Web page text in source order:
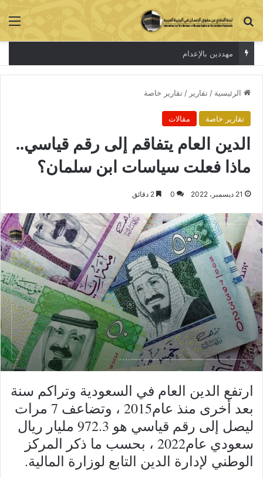
بحث عن
الاعتقال جريمة لا تخفي الحقيقة
الرئيسية / تقارير / تقارير خاصة
تقارير خاصة مقالات
الدين العام يتفاقم إلى رقم قياسي..
ماذا فعلت سياسات ابن سلمان؟
21 ديسمبر، 2022 0
​​​​​​​​​​​​​​​​​​ارتفع الدين العام في السعودية وتراكم سنة
بعد أخرى منذ عام2015 ، وتضاعف 7 مرات
ليصل إلى رقم قياسي هو 972.3 مليار ريال
سعودي عام2022 ، بحسب ما ذكر المركز
الوطني لإدارة الدين التابع لوزارة المالية.